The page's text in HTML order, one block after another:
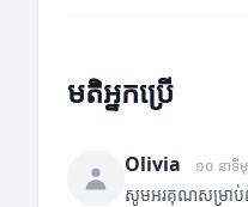
មតិអ្នកប្រើ
Olivia ១០ នាទី
សូមអរគុណសម្រាប់